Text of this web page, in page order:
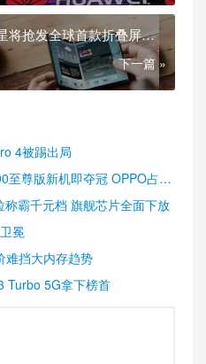
将抢发全球首款折叠屏手
下一篇 »
4被踢出局
至尊版新机即夺冠 OPPO占据
霸千元档 旗舰芯片全面下放
冕
难挡大内存趋势
Turbo 5G拿下榜首